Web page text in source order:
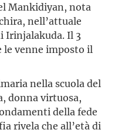
Mankidiyan, nota
nell’attuale
Irinjalakuda. Il 3
le venne imposto il
nella scuola del
donna virtuosa,
della fede
rivela che all’età di